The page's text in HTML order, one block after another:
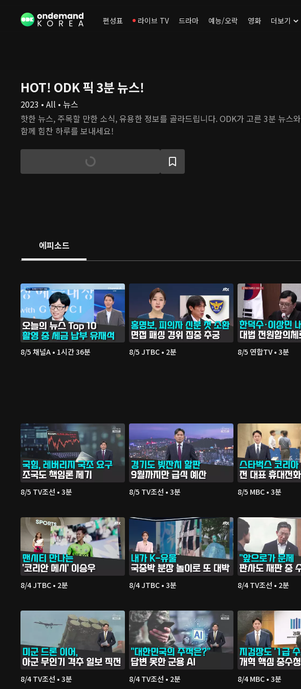
편성표 라이브 TV 드라마 예능/오락 영화 더보기
HOT! ODK 픽 3분 뉴스!
2023 • All • 뉴스
핫한 뉴스, 주목할 만한 소식, 유용한 정보를 골라드립니다. ODK가 고른 3분 뉴스와
함께 힘찬 하루를 보내세요!
에피소드
8/5 채널A • 1시간 36분 8/5 JTBC • 2분 8/5 연합TV • 3분
8/5 TV조선 • 3분 8/5 TV조선 • 3분 8/5 MBC • 3분
8/4 JTBC • 2분 8/4 JTBC • 3분 8/4 TV조선 • 2분
8/4 TV조선 • 3분 8/4 TV조선 • 2분 8/4 MBC • 3분